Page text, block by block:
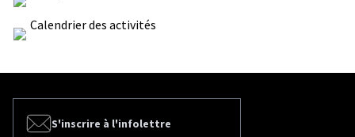
Calendrier des activités
S'inscrire à l'infolettre